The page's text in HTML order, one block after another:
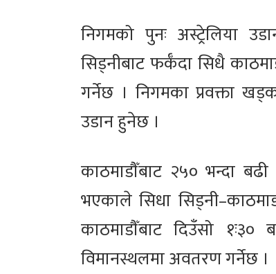
निगमको पुनः अस्ट्रेलिया
सिड्नीबाट फर्कँदा सिधै
गर्नेछ । निगमका प्रवक्ता
उडान हुनेछ ।
काठमाडौँबाट २५० भन्दा
भएकाले सिधा
काठमाडौँबाट दिउँसो
विमानस्थलमा अवतरण गर्नेछ ।